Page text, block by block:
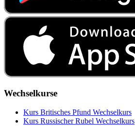
Wechselkurse
Kurs Britisches Pfund Wechselkurs
Kurs Russischer Rubel Wechselkurs